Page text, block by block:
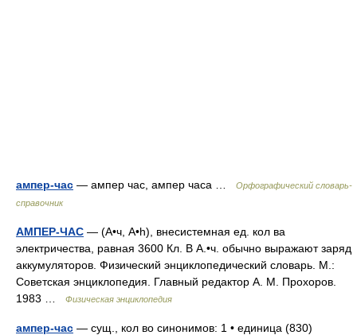
ампер-час — ампер час, ампер часа …
Орфографический словарь-
справочник
АМПЕР-ЧАС — (А•ч, A•h), внесистемная ед. кол ва
электричества, равная 3600 Кл. В А.•ч. обычно выражают заряд
аккумуляторов. Физический энциклопедический словарь. М.:
Советская энциклопедия. Главный редактор А. М. Прохоров.
1983 …
Физическая энциклопедия
ампер-час — сущ., кол во синонимов: 1 • единица (830)